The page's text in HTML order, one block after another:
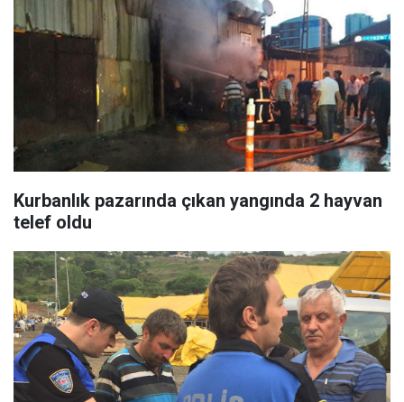
Kurbanlık pazarında çıkan yangında 2 hayvan
telef oldu